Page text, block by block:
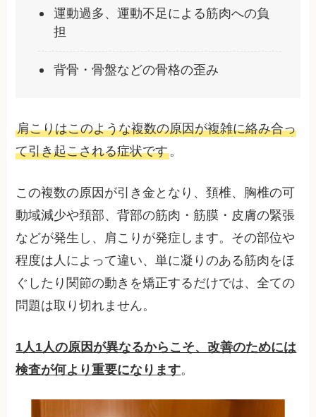
運動過多、運動不足による筋肉への負
担
背骨・骨盤などの骨格の歪み
肩こりはこのような複数の原因が複雑に絡み合っ
て引き起こされる症状です。
この複数の原因が引き金となり、頚椎、胸椎の可
動域減少や頚部、背部の筋肉・筋膜・皮膚の緊張
などが発生し、肩こりが発症します。その部位や
程度は人によって違い、単に凝りのある筋肉をほ
ぐしたり関節の動きを矯正するだけでは、全ての
問題は取り切れません。
1人1人の原因が異なるからこそ、改善のためには
検査が何より重要になります。